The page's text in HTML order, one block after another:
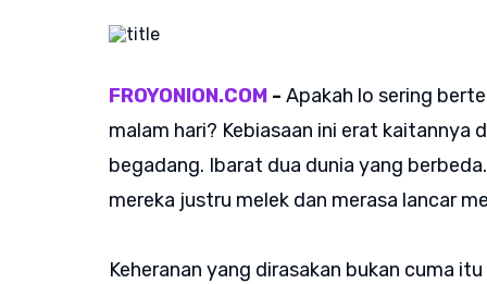
FROYONION.COM - Apakah lo sering
malam hari? Kebiasaan ini erat kaitannya
begadang. Ibarat dua dunia yang
mereka justru melek dan merasa lancar
Keheranan yang dirasakan bukan cuma